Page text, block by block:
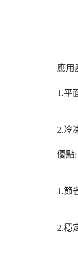
應用
1.平
2.冷
優點:
1.節
2.穩